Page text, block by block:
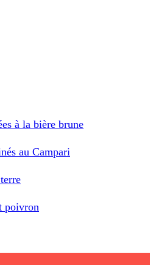
à la bière brune
au Campari
poivron